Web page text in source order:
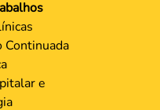
Continuada
e